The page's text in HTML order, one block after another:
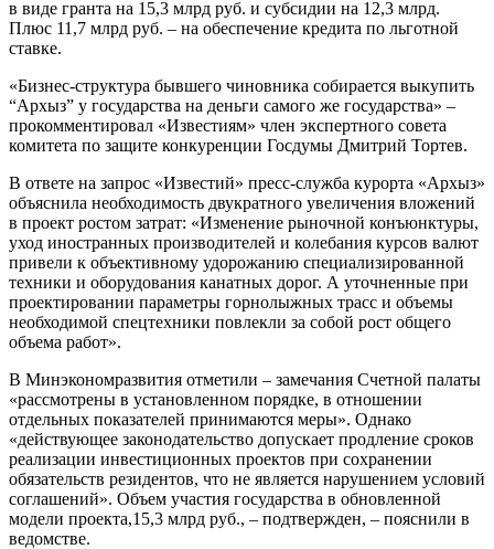
в виде гранта на 15,3 млрд руб. и субсидии на 12,3 млрд.
Плюс 11,7 млрд руб. – на обеспечение кредита по льготной
ставке.
«Бизнес-структура бывшего чиновника собирается выкупить
“Архыз” у государства на деньги самого же государства» –
прокомментировал «Известиям» член экспертного совета
комитета по защите конкуренции Госдумы Дмитрий Тортев.
В ответе на запрос «Известий» пресс-служба курорта «Архыз»
объяснила необходимость двукратного увеличения вложений
в проект ростом затрат: «Изменение рыночной конъюнктуры,
уход иностранных производителей и колебания курсов валют
привели к объективному удорожанию специализированной
техники и оборудования канатных дорог. А уточненные при
проектировании параметры горнолыжных трасс и объемы
необходимой спецтехники повлекли за собой рост общего
объема работ».
В Минэкономразвития отметили – замечания Счетной палаты
«рассмотрены в установленном порядке, в отношении
отдельных показателей принимаются меры». Однако
«действующее законодательство допускает продление сроков
реализации инвестиционных проектов при сохранении
обязательств резидентов, что не является нарушением условий
соглашений». Объем участия государства в обновленной
модели проекта,15,3 млрд руб., – подтвержден, – пояснили в
ведомстве.